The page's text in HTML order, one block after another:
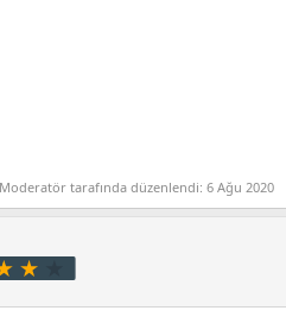
Moderatör tarafında düzenlendi: 6 Ağu 2020